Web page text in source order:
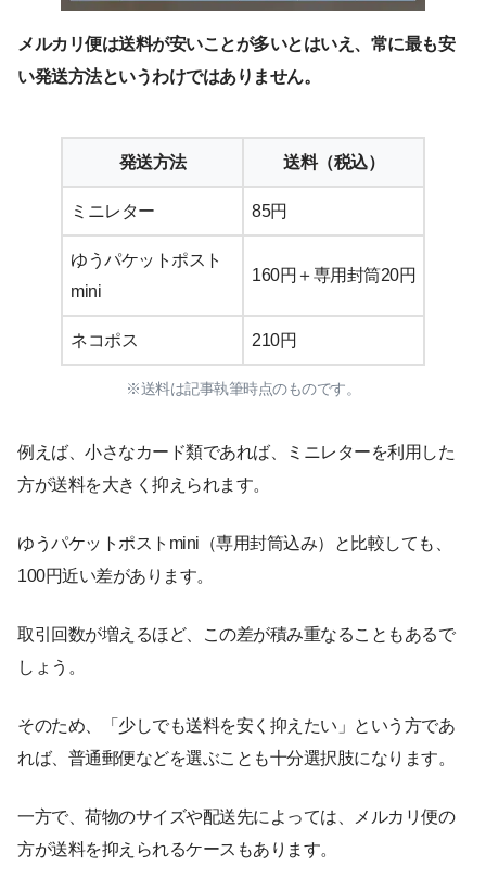
メルカリ便は送料が安いことが多いとはいえ、常に最も安
い発送方法というわけではありません。
発送方法 送料（税込）
ミニレター 85円
ゆうパケットポスト
mini
160円＋専用封筒20円
ネコポス 210円
※送料は記事執筆時点のものです。
例えば、小さなカード類であれば、ミニレターを利用した
方が送料を大きく抑えられます。
ゆうパケットポストmini（専用封筒込み）と比較しても、
100円近い差があります。
取引回数が増えるほど、この差が積み重なることもあるで
しょう。
そのため、「少しでも送料を安く抑えたい」という方であ
れば、普通郵便などを選ぶことも十分選択肢になります。
一方で、荷物のサイズや配送先によっては、メルカリ便の
方が送料を抑えられるケースもあります。